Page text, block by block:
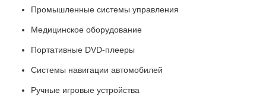
Промышленные системы управления
Медицинское оборудование
Портативные DVD-плееры
Системы навигации автомобилей
Ручные игровые устройства